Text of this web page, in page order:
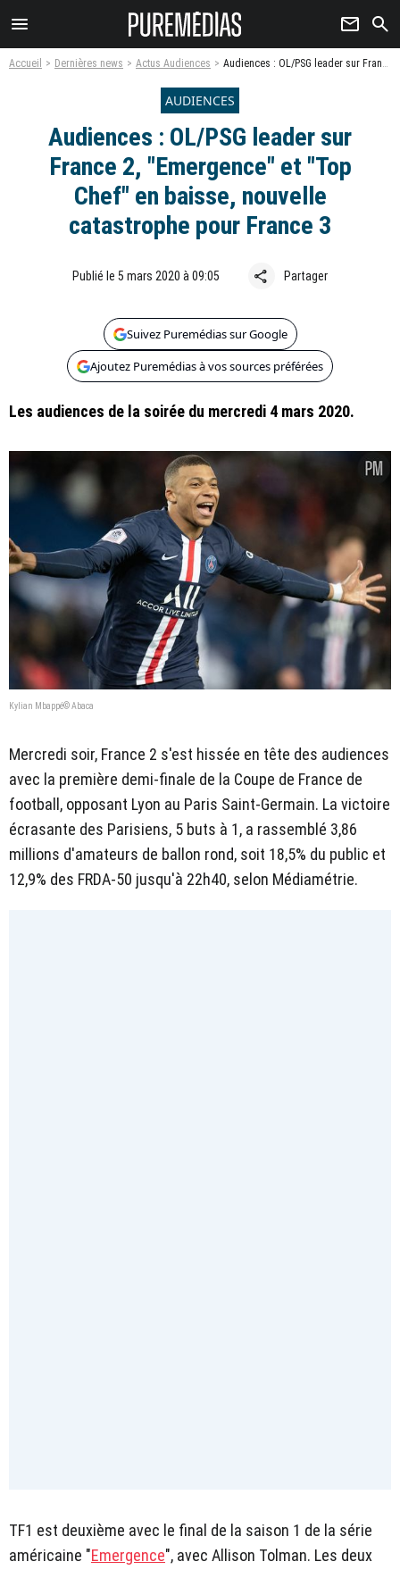
menu newsletter search
Accueil Dernières news Actus Audiences Audiences : OL/PSG leader sur France 2, "Emergence" et "Top Chef" en baisse, nouvelle catastrophe pour France 3
AUDIENCES
Audiences : OL/PSG leader sur
France 2, "Emergence" et "Top
Chef" en baisse, nouvelle
catastrophe pour France 3
Publié le 5 mars 2020 à 09:05 share Partager
Suivez Puremédias sur Google
Ajoutez Puremédias à vos sources préférées
Les audiences de la soirée du mercredi 4 mars 2020.
Kylian Mbappé© Abaca
Mercredi soir, France 2 s'est hissée en tête des audiences
avec la première demi-finale de la Coupe de France de
football, opposant Lyon au Paris Saint-Germain. La victoire
écrasante des Parisiens, 5 buts à 1, a rassemblé 3,86
millions d'amateurs de ballon rond, soit 18,5% du public et
12,9% des FRDA-50 jusqu'à 22h40, selon Médiamétrie.
TF1 est deuxième avec le final de la saison 1 de la série
américaine "Emergence", avec Allison Tolman. Les deux